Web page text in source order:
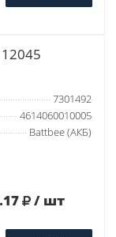
7301492
4614060010005
Battbee (АКБ)
/ шт